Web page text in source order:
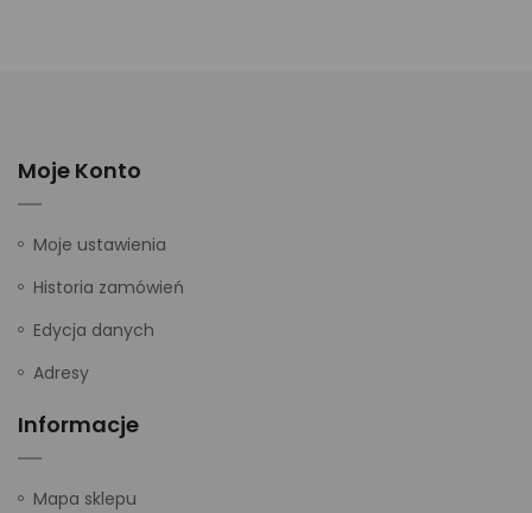
Moje Konto
Moje ustawienia
Historia zamówień
Edycja danych
Adresy
Informacje
Mapa sklepu